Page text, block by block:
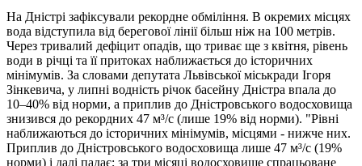
На Дністрі зафіксували рекордне обміління. В окремих місцях
вода відступила від берегової лінії більш ніж на 100 метрів.
Через тривалий дефіцит опадів, що триває ще з квітня, рівень
води в річці та її притоках наближається до історичних
мінімумів. За словами депутата Львівської міськради Ігоря
Зінкевича, у липні водність річок басейну Дністра впала до
10–40% від норми, а приплив до Дністровського водосховища
знизився до рекордних 47 м³/с (лише 19% від норми). "Рівні
наближаються до історичних мінімумів, місцями - нижче них.
Приплив до Дністровського водосховища лише 47 м³/с (19%
норми) і далі падає; за три місяці водосховище спрацьоване